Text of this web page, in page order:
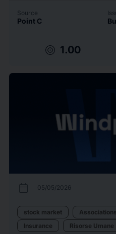
Source
Point C
target 1.00
calendar_today 05/05/2026
stock market
Insurance
Risorse Umane